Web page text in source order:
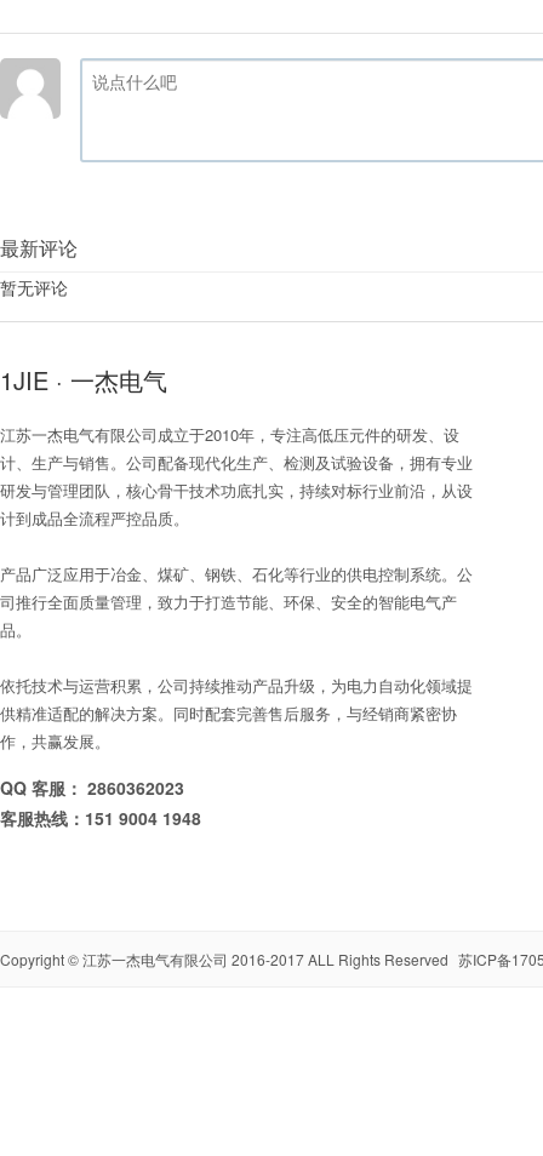
最新评论
暂无评论
1JIE · 一杰电气
江苏一杰电气有限公司成立于2010年，专注高低压元件的研发、设
计、生产与销售。公司配备现代化生产、检测及试验设备，拥有专业
研发与管理团队，核心骨干技术功底扎实，持续对标行业前沿，从设
计到成品全流程严控品质。
产品广泛应用于冶金、煤矿、钢铁、石化等行业的供电控制系统。公
司推行全面质量管理，致力于打造节能、环保、安全的智能电气产
品。
依托技术与运营积累，公司持续推动产品升级，为电力自动化领域提
供精准适配的解决方案。同时配套完善售后服务，与经销商紧密协
作，共赢发展。
QQ 客服： 2860362023
客服热线：151 9004 1948
Copyright ©江苏一杰电气有限公司 2016-2017 ALL Rights Reserved 苏ICP备